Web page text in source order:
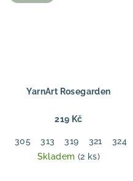
YarnArt Rosegarden
219 Kč
305 313 319 321
324
Skladem (2 ks)